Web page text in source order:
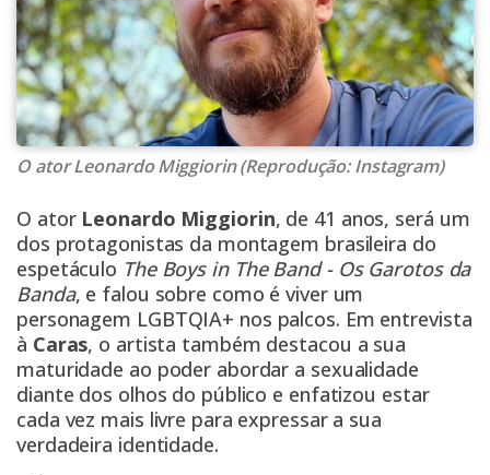
O ator Leonardo Miggiorin (Reprodução: Instagram)
O ator Leonardo Miggiorin, de 41 anos, será um
dos protagonistas da montagem brasileira do
espetáculo The Boys in The Band - Os Garotos da
Banda, e falou sobre como é viver um
personagem LGBTQIA+ nos palcos. Em entrevista
à Caras, o artista também destacou a sua
maturidade ao poder abordar a sexualidade
diante dos olhos do público e enfatizou estar
cada vez mais livre para expressar a sua
verdadeira identidade.